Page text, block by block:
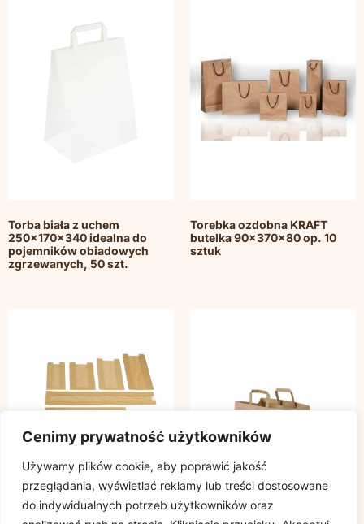
Cenimy prywatność użytkowników
Używamy plików cookie, aby poprawić jakość
przeglądania, wyświetlać reklamy lub treści dostosowane
do indywidualnych potrzeb użytkowników oraz
Torba biała z uchem
250x170x340 idealna do
pojemników obiadowych
zgrzewanych, 50 szt.
Torebka ozdobna KRAFT
butelka 90x370x80 op. 10
sztuk